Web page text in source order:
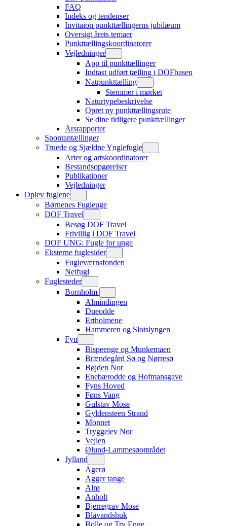
FAQ
Indeks og tendenser
Invitaion punkttællingerns jubilæum
Oversigt årets temaer
Punkttællingskoordinatorer
Vejledninger
App til punkttællinger
Indtast udført tælling i DOFbasen
Natpunkttælling
Stemmer i mørket
Naturtypebeskrivelse
Opret ny punkttællingsrute
Se dine tidligere punkttællinger
Årsrapporter
Spontantællinger
Truede og Sjældne Ynglefugle
Arter og artskoordinatorer
Bestandsopgørelser
Publikationer
Vejledninger
Oplev fuglene
Børnenes Fugleuge
DOF Travel
Besøg DOF Travel
Frivillig i DOF Travel
DOF UNG: Fugle for unge
Eksterne fuglesider
Fugleværnsfonden
Netfugl
Fuglesteder
Bornholm
Almindingen
Dueodde
Ertholmene
Hammeren og Slotslyngen
Fyn
Bispeenge og Munkemaen
Brændegård Sø og Nørresø
Bøjden Nor
Enebærodde og Hofmansgave
Fyns Hoved
Føns Vang
Gulstav Mose
Gyldensteen Strand
Monnet
Tryggelev Nor
Vejlen
Ølund-Lammesøområdet
Jylland
Agerø
Agger tange
Alrø
Anholt
Bjerregrav Mose
Blåvandshuk
Bolle og Try Enge